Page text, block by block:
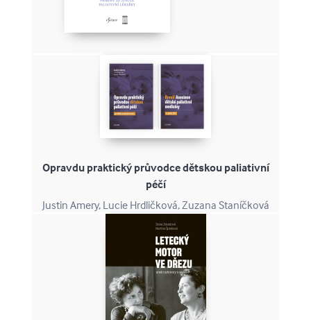
Opravdu praktický průvodce dětskou paliativní
péčí
Justin Amery, Lucie Hrdličková, Zuzana Staníčková